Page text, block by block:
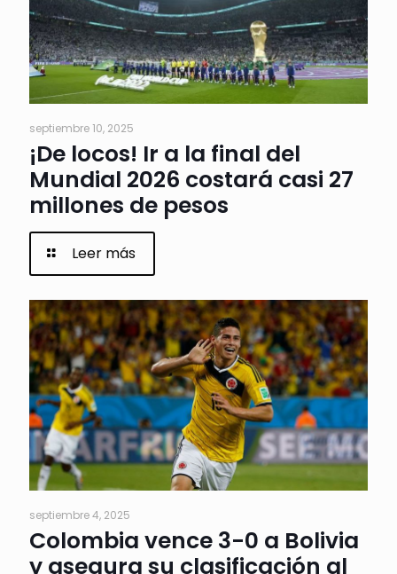
septiembre 10, 2025
¡De locos! Ir a la final del
Mundial 2026 costará casi 27
millones de pesos
Leer más
septiembre 4, 2025
Colombia vence 3-0 a Bolivia
y asegura su clasificación al